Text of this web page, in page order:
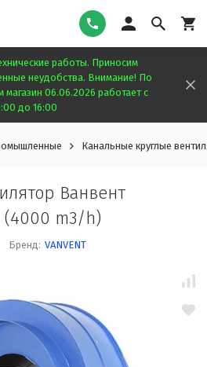
работы. Приносим
неудобства. Внимание! По
магазин 06.06.2026 работает с
до 16:00
Канальные круглые
Ванвент
(4000 m3/h)
Бренд: VANVENT